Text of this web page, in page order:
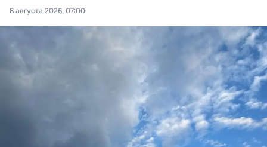
8 августа 2026, 07:00